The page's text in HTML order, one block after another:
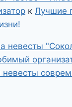
к Лучшие
невесты